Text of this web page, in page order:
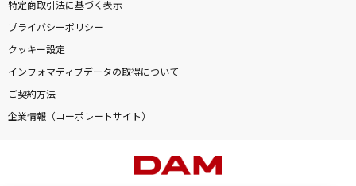
特定商取引法に基づく表示
プライバシーポリシー
クッキー設定
インフォマティブデータの取得について
ご契約方法
企業情報（コーポレートサイト）